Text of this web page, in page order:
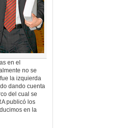
en el
no se
la izquierda
dando cuenta
del cual se
publicó los
en la